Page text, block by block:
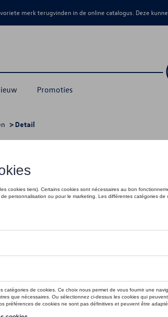
merk terugvinden in de online catalogus. Deze
Promoties
> Detail
bovenste positie,
Op voorraad
Beschrijving